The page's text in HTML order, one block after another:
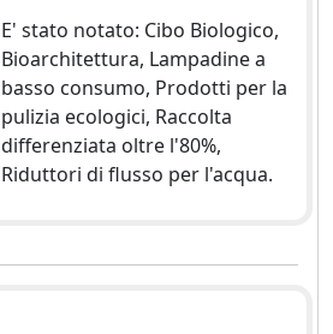
E' stato notato: Cibo Biologico,
Bioarchitettura, Lampadine a
basso consumo, Prodotti per la
pulizia ecologici, Raccolta
differenziata oltre l'80%,
Riduttori di flusso per l'acqua.